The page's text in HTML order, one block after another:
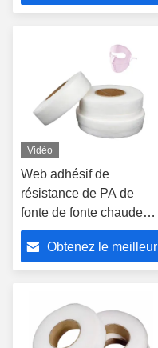
chaude de largeur
Vidéo
Web adhésif de
résistance de PA de
fonte de fonte chaude
chaude à haute
résistance de Web pour
le matériel de masque
Obtenez le meilleur